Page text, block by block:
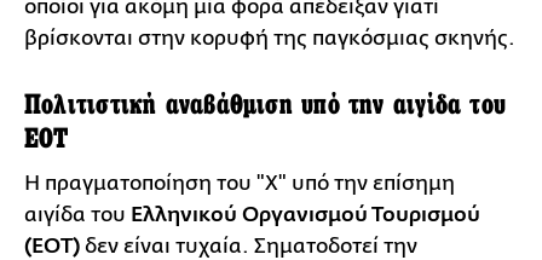
οποίοι για ακόμη μία φορά απέδειξαν γιατί
βρίσκονται στην κορυφή της παγκόσμιας σκηνής.
Πολιτιστική αναβάθμιση υπό την αιγίδα του
ΕΟΤ
Η πραγματοποίηση του "X" υπό την επίσημη
αιγίδα του Ελληνικού Οργανισμού Τουρισμού
(ΕΟΤ) δεν είναι τυχαία. Σηματοδοτεί την